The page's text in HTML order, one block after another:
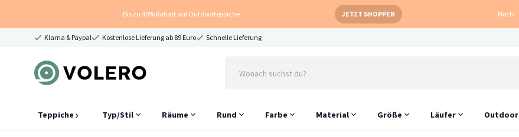
Bis zu 40% Rabatt auf Outdoorteppiche JETZT SHOPPEN Noch:
Klarna & Paypal Kostenlose Lieferung ab 89 Euro Schnelle Lieferung
Teppiche Typ/Stil Räume Rund Farbe Material Größe Läufer Outdoor